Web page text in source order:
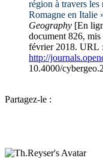
région à travers les
Romagne en Italie
Geography [En
document 826,
février 2018. URL :
http://
10.4000/
Partagez-le :